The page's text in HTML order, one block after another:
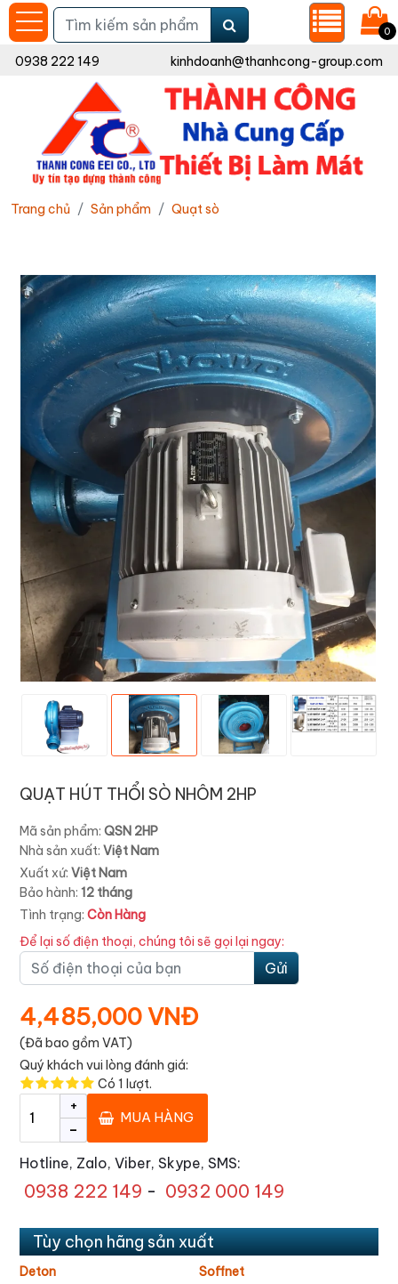
0
0938 222 149 kinhdoanh@thanhcong-group.com
Trang chủ Sản phẩm Quạt sò
QUẠT HÚT THỔI SÒ NHÔM 2HP
Mã sản phẩm: QSN 2HP
Nhà sản xuất: Việt Nam
Xuất xứ: Việt Nam
Bảo hành: 12 tháng
Tình trạng: Còn Hàng
Để lại số điện thoại, chúng tôi sẽ gọi lại ngay:
Gửi
4,485,000 VNĐ
(Đã bao gồm VAT)
Quý khách vui lòng đánh giá:
Có 1 lượt.
-
+
MUA HÀNG
Hotline, Zalo, Viber, Skype, SMS:
0938 222 149 - 0932 000 149
Tùy chọn hãng sản xuất
Deton Soffnet